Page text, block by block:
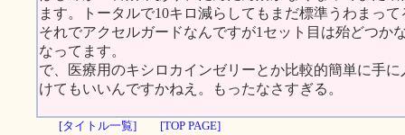
ます。トータルで10キロ減らしてもまだ標準うわまっ
それでアクセルガードなんですが1セット目は殆どつか
なってます。
で、医療用のキシロカインゼリーとか比較的簡単に手
けてもいいんですかねえ。もったなさすぎる。
[タイトル一覧] [TOP PAGE]